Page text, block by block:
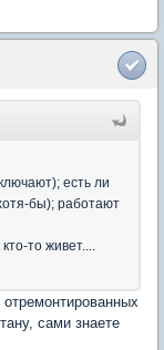
есть ли
бы); работают
то живет....
сами знаете